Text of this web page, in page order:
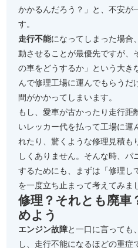
かかるんだろう？」と、不安が
す。
走行不能になってしまった場合
動させることが最優先ですが、
の車をどうするか」という大き
んで修理工場に運んでもらうだ
間がかかってしまいます。
もし、愛車が古かったり走行距
いレッカー代を払って工場に運
れたり、驚くような修理見積も
しくありません。そんな時、
するためにも、まずは「修理し
を一度立ち止まって考えてみま
修理？それとも廃車
めよう
エンジン故障と一口に言っても
し、走行不能になるほどの重